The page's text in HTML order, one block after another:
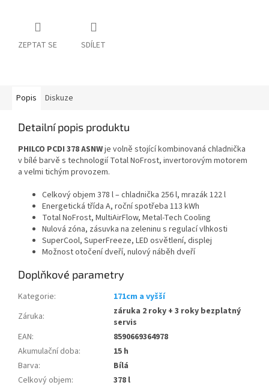
ZEPTAT SE SDÍLET
Popis Diskuze
Detailní popis produktu
PHILCO PCDI 378 ASNWje volně stojící kombinovaná chladnička
v bílé barvě s technologií Total NoFrost, invertorovým motorem
a velmi tichým provozem.
Celkový objem 378 l – chladnička 256 l, mrazák 122 l
Energetická třída A, roční spotřeba 113 kWh
Total NoFrost, MultiAirFlow, Metal-Tech Cooling
Nulová zóna, zásuvka na zeleninu s regulací vlhkosti
SuperCool, SuperFreeze, LED osvětlení, displej
Možnost otočení dveří, nulový náběh dveří
Doplňkové parametry
Kategorie:
171cm a vyšší
Záruka:
záruka 2 roky + 3 roky bezplatný
servis
EAN:
8590669364978
Akumulační doba:
15 h
Barva:
Bílá
Celkový objem:
378 l